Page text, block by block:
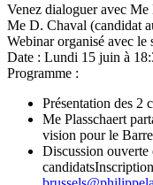
Venez dialoguer avec Me
Me D. Chaval (candidat
Webinar organisé avec
Date : Lundi 15 juin à
Programme :
Présentation des 2
Me Plasschaert
vision pour le
Discussion ouverte